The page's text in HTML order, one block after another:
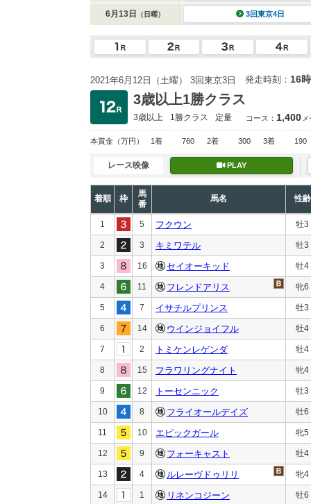
6月13日 （日曜） 3回東京4日
2021年6月12日（土曜） 3回東京3日 発走時刻： 16
3歳以上1勝クラス
3歳以上 1勝クラス 定量 コース： 1,400
本賞金 （万円） 1着 760 2着 300 3着 190
レース映像 PLAY
着順 枠
馬
番
馬名 性齢
1 5 フクウン 牡3
2 3 キミワテル 牡3
3 16 セイオーキッド 牡4
4 11 フレンドアリス 牝6
5 7 イサチルプリンス 牡3
6 14 ウインジョイフル 牡4
7 2 トミケンレゲンダ 牡4
8 15 フラワリングナイト 牝4
9 12 トーセンニック 牡3
10 8 フライオールデイズ 牡6
11 10 エピックガール 牝5
12 9 フォーキャスト 牡4
13 4 ルレーヴドゥリリ 牝4
14 1 リネンコジーン 牡6